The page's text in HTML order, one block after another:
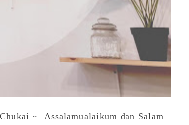
~ Assalamualaikum dan Salam